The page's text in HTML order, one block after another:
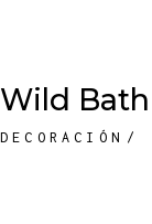
Wild Bath
DECORACIÓN